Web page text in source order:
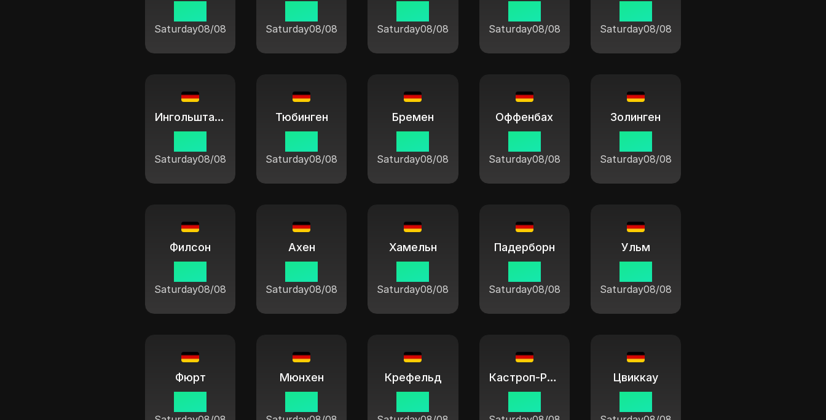
Saturday08/08 Saturday08/08 Saturday08/08 Saturday08/08 Saturday08/08
Ингольштадт
Saturday08/08
Тюбинген
Saturday08/08
Бремен
Saturday08/08
Оффенбах
Saturday08/08
Золинген
Saturday08/08
Филсон
Saturday08/08
Ахен
Saturday08/08
Хамельн
Saturday08/08
Падерборн
Saturday08/08
Ульм
Saturday08/08
Фюрт Мюнхен Крефельд Кастроп-Рауксель Цвиккау